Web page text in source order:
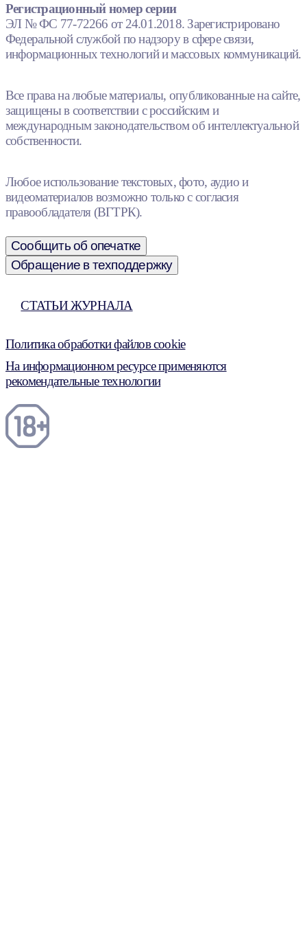
Регистрационный номер серии
ЭЛ № ФС 77-72266 от 24.01.2018. Зарегистрировано
Федеральной службой по надзору в сфере связи,
информационных технологий и массовых коммуникаций.
Все права на любые материалы, опубликованные на сайте,
защищены в соответствии с российским и
международным законодательством об интеллектуальной
собственности.
Любое использование текстовых, фото, аудио и
видеоматериалов возможно только с согласия
правообладателя (ВГТРК).
Сообщить об опечатке
Обращение в техподдержку
СТАТЬИ ЖУРНАЛА
Политика обработки файлов cookie
На информационном ресурсе применяются
рекомендательные технологии